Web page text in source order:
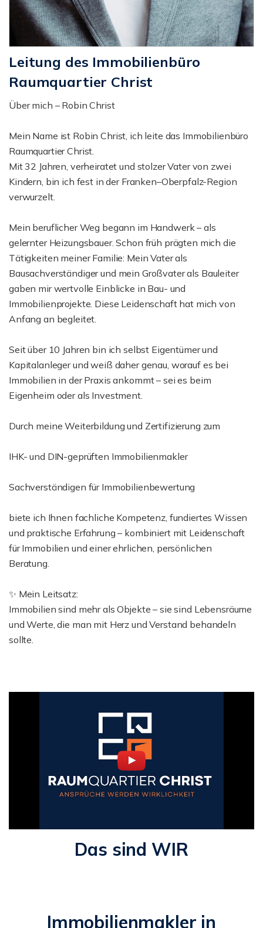
Leitung des Immobilienbüro
Raumquartier Christ
Über mich – Robin Christ
Mein Name ist Robin Christ, ich leite das Immobilienbüro
Raumquartier Christ.
Mit 32 Jahren, verheiratet und stolzer Vater von zwei
Kindern, bin ich fest in der Franken–Oberpfalz-Region
verwurzelt.
Mein beruflicher Weg begann im Handwerk – als
gelernter Heizungsbauer. Schon früh prägten mich die
Tätigkeiten meiner Familie: Mein Vater als
Bausachverständiger und mein Großvater als Bauleiter
gaben mir wertvolle Einblicke in Bau- und
Immobilienprojekte. Diese Leidenschaft hat mich von
Anfang an begleitet.
Seit über 10 Jahren bin ich selbst Eigentümer und
Kapitalanleger und weiß daher genau, worauf es bei
Immobilien in der Praxis ankommt – sei es beim
Eigenheim oder als Investment.
Durch meine Weiterbildung und Zertifizierung zum
IHK- und DIN-geprüften Immobilienmakler
Sachverständigen für Immobilienbewertung
biete ich Ihnen fachliche Kompetenz, fundiertes Wissen
und praktische Erfahrung – kombiniert mit Leidenschaft
für Immobilien und einer ehrlichen, persönlichen
Beratung.
✨ Mein Leitsatz:
Immobilien sind mehr als Objekte – sie sind Lebensräume
und Werte, die man mit Herz und Verstand behandeln
sollte.
Das sind WIR
Immobilienmakler in